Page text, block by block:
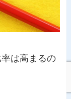
は高まるの